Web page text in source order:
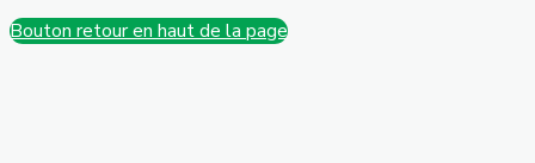
Bouton retour en haut de la page